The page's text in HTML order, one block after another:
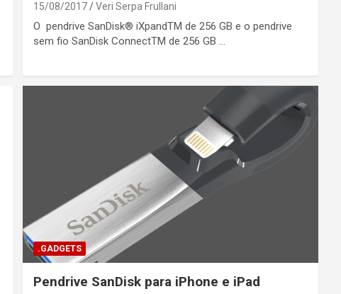
15/08/2017 Veri Serpa Frullani
O pendrive SanDisk® iXpandTM de 256 GB e o pendrive
sem fio SanDisk ConnectTM de 256 GB …
.GADGETS
Pendrive SanDisk para iPhone e iPad